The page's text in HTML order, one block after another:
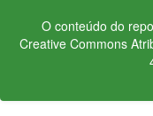
O conteúdo do
Creative Commons